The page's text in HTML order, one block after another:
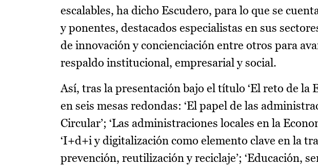
escalables, ha dicho Escudero, para lo que se
y ponentes, destacados especialistas en sus
de innovación y concienciación entre otros para
respaldo institucional, empresarial y social.
Así, tras la presentación bajo el título ‘El reto de la
en seis mesas redondas: ‘El papel de las
Circular’; ‘Las administraciones locales en la
‘I+d+i y digitalización como elemento clave en la
prevención, reutilización y reciclaje’; ‘Educación,